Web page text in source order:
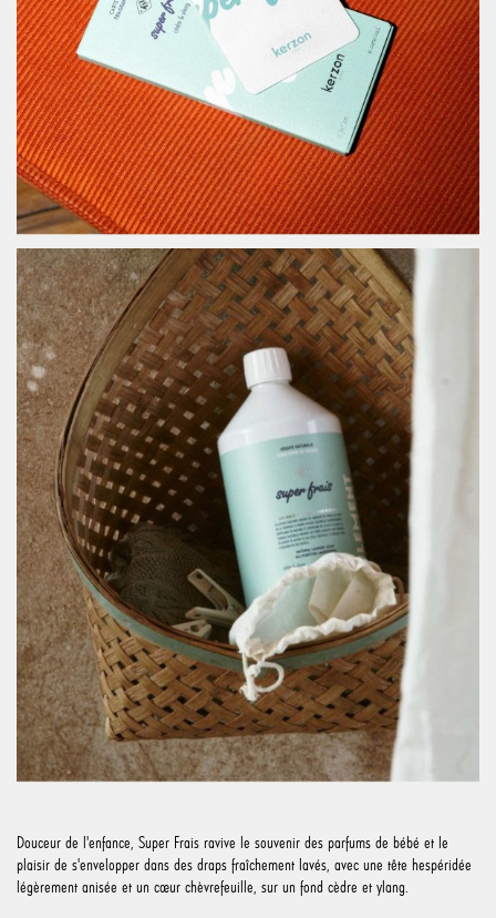
Douceur de l'enfance, Super Frais ravive le souvenir des parfums de bébé et le
plaisir de s'envelopper dans des draps fraîchement lavés, avec une tête hespéridée
légèrement anisée et un cœur chèvrefeuille, sur un fond cèdre et ylang.